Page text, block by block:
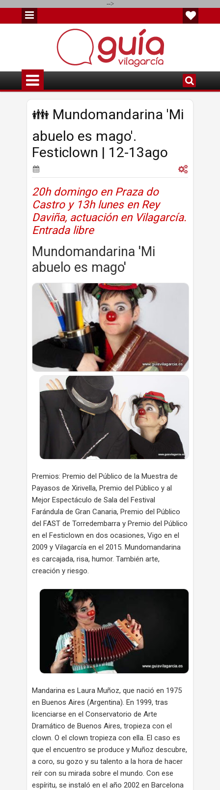
-->
👪 Mundomandarina 'Mi
abuelo es mago'.
Festiclown | 12-13ago
20h domingo en Praza do
Castro y13h lunes en Rey
Daviña, actuación en Vilagarcía.
Entrada libre
Mundomandarina 'Mi
abuelo es mago'
Premios: Premio del Público de la Muestra de
Payasos de Xirivella, Premio del Público y al
Mejor Espectáculo de Sala del Festival
Farándula de Gran Canaria, Premio del Público
del FAST de Torredembarra y Premio del Público
en el Festiclown en dos ocasiones, Vigo en el
2009 y Vilagarcía en el 2015. Mundomandarina
es carcajada, risa, humor. También arte,
creación y riesgo.
Mandarina es Laura Muñoz, que nació en 1975
en Buenos Aires (Argentina). En 1999, tras
licenciarse en el Conservatorio de Arte
Dramático de Buenos Aires, tropieza con el
clown. O el clown tropieza con ella. El caso es
que el encuentro se produce y Muñoz descubre,
a coro, su gozo y su talento a la hora de hacer
reír con su mirada sobre el mundo. Con ese
espíritu, se instaló en el año 2002 en Barcelona